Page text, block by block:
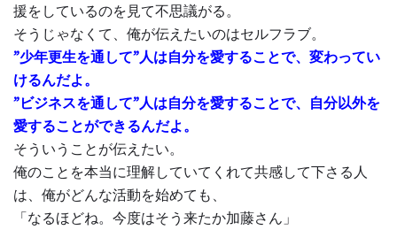
援をしているのを見て不思議がる。
そうじゃなくて、俺が伝えたいのはセルフラブ。
”少年更生を通して”人は自分を愛することで、変わってい
けるんだよ。
”ビジネスを通して”人は自分を愛することで、自分以外を
愛することができるんだよ。
そういうことが伝えたい。
俺のことを本当に理解していてくれて共感して下さる人
は、俺がどんな活動を始めても、
「なるほどね。今度はそう来たか加藤さん」